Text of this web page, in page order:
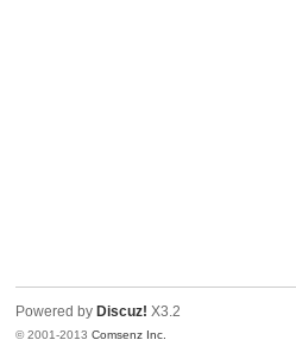
Powered by Discuz! X3.2
© 2001-2013Comsenz Inc.